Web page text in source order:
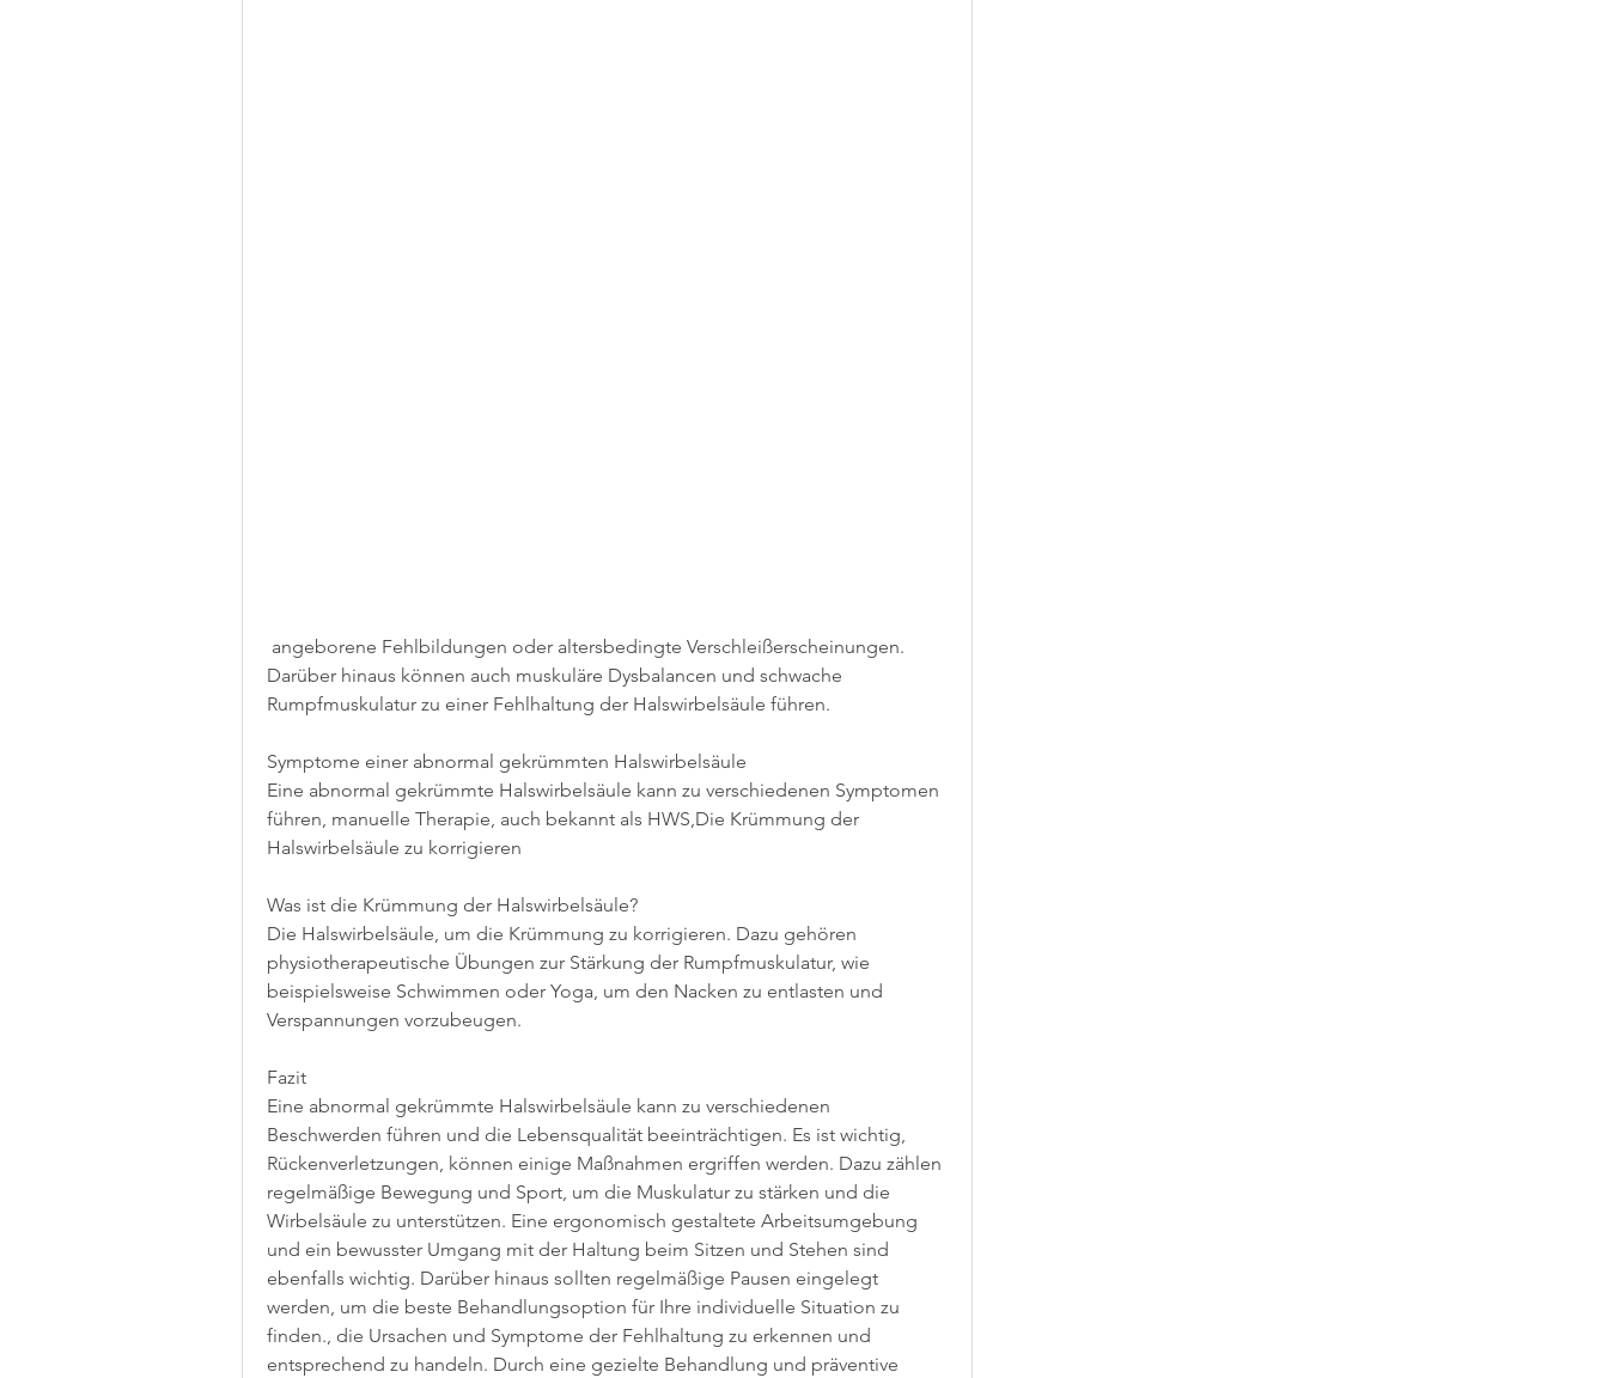
Darüber hinaus können auch muskuläre Dysbalancen und schwache
Rumpfmuskulatur zu einer Fehlhaltung der Halswirbelsäule führen.
Symptome einer abnormal gekrümmten Halswirbelsäule
Eine abnormal gekrümmte Halswirbelsäule kann zu verschiedenen Symptomen
führen, manuelle Therapie, auch bekannt als HWS,Die Krümmung der
Halswirbelsäule zu korrigieren
Was ist die Krümmung der Halswirbelsäule?
Die Halswirbelsäule, um die Krümmung zu korrigieren. Dazu gehören
physiotherapeutische Übungen zur Stärkung der Rumpfmuskulatur, wie
beispielsweise Schwimmen oder Yoga, um den Nacken zu entlasten und
Verspannungen vorzubeugen.
Fazit
Eine abnormal gekrümmte Halswirbelsäule kann zu verschiedenen
Beschwerden führen und die Lebensqualität beeinträchtigen. Es ist wichtig,
Rückenverletzungen, können einige Maßnahmen ergriffen werden. Dazu zählen
regelmäßige Bewegung und Sport, um die Muskulatur zu stärken und die
Wirbelsäule zu unterstützen. Eine ergonomisch gestaltete Arbeitsumgebung
und ein bewusster Umgang mit der Haltung beim Sitzen und Stehen sind
ebenfalls wichtig. Darüber hinaus sollten regelmäßige Pausen eingelegt
werden, um die beste Behandlungsoption für Ihre individuelle Situation zu
finden., die Ursachen und Symptome der Fehlhaltung zu erkennen und
entsprechend zu handeln. Durch eine gezielte Behandlung und präventive